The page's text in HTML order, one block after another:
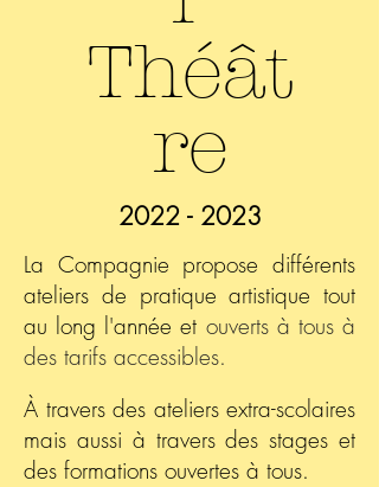
Théât
re
2022 - 2023
La Compagnie propose différents
ateliers de pratique artistique tout
au long l'annéeet ouverts à tous à
des tarifs accessibles.
À travers des ateliers extra-scolaires
mais aussi à travers des stages et
des formations ouvertes à tous.